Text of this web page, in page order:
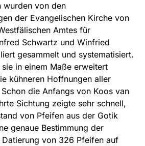
wurden von den
der Evangelischen Kirche von
Amtes für
Schwartz und Winfried
gesammelt und systematisiert.
in einem Maße erweitert
kühneren Hoffnungen aller
die Anfangs von Koos van
Sichtung zeigte sehr schnell,
von Pfeifen aus der Gotik
genaue Bestimmung der
Datierung von 326 Pfeifen auf